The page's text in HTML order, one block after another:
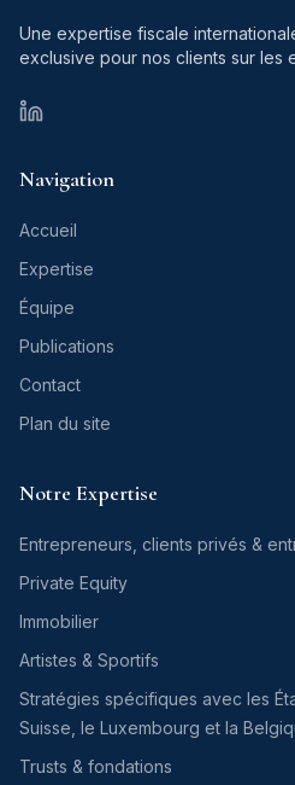
Une expertise fiscale
exclusive pour nos clients sur les
Navigation
Accueil
Expertise
Équipe
Publications
Contact
Plan du site
Notre Expertise
Entrepreneurs, clients privés &
Private Equity
Immobilier
Artistes & Sportifs
Stratégies spécifiques avec les
Suisse, le Luxembourg et la
Trusts & fondations